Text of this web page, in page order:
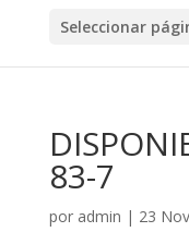
Seleccionar
83-7
por admin | 23